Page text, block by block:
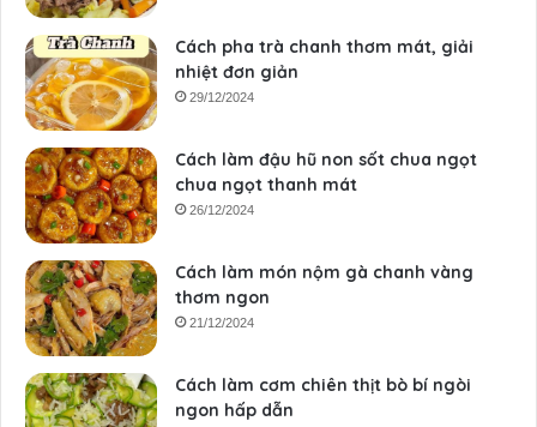
Cách pha trà chanh thơm mát, giải
nhiệt đơn giản
29/12/2024
Cách làm đậu hũ non sốt chua ngọt
chua ngọt thanh mát
26/12/2024
Cách làm món nộm gà chanh vàng
thơm ngon
21/12/2024
Cách làm cơm chiên thịt bò bí ngòi
ngon hấp dẫn